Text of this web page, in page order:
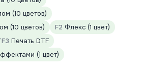
(10 цветов)
(10 цветов) F2 Флекс (1 цвет)
Печать DTF
(1 цвет)